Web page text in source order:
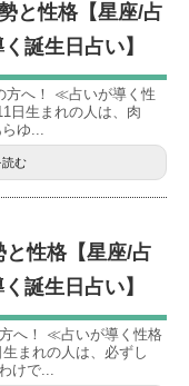
と性格【星座/占
誕生日占い】
方へ！ ≪占いが導く性
日生まれの人は、肉
ゆ...
む
性格【星座/占
誕生日占い】
へ！ ≪占いが導く性格
まれの人は、必ずし
けで...